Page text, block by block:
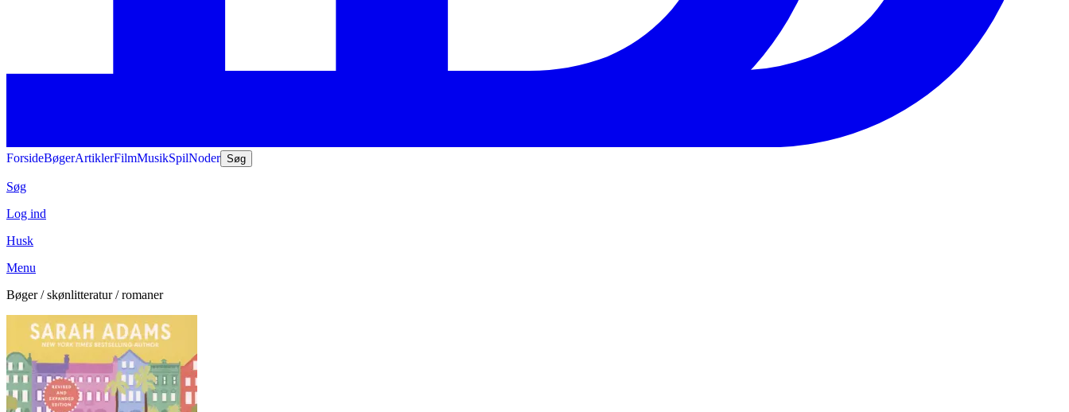
ForsideBøgerArtiklerFilmMusikSpilNoder Søg
Søg
Log ind
Husk
Menu
Bøger / skønlitteratur / romaner